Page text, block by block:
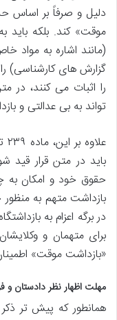
دلیل و صرفاً بر اساس
موقت» کند. بلکه
(مانند اشاره به مواد
گزارش های کارشناسی)
را اثبات می کنند، در
تواند به بی عدالتی و
باید در متن قرار قید
حقوق خود و امکان
بازداشت متهم به منظور
در برگه اعزام به
برای متهمان و
«بازداشت موقت»
مهلت اظهار نظر دادستان و
همانطور که پیش تر